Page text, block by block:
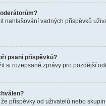
nahlašování vadných příspěvků
psaní příspěvků?
si rozepsané zprávy pro pozdější
příspěvky od uživatelů nebo